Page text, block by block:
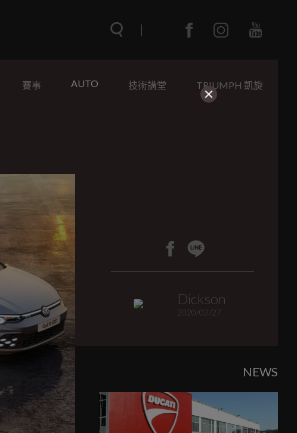
賽事 AUTO 技術講堂 TRIUMPH 凱旋
Dickson
2020/02/27
NEWS